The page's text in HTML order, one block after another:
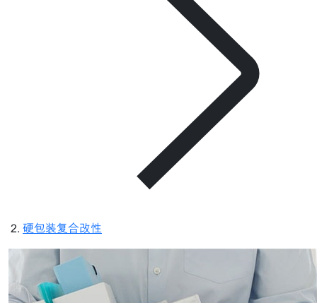
硬包装复合改性